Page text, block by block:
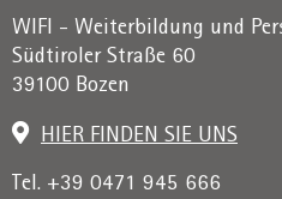
WIFI - Weiterbildung und
Südtiroler Straße 60
39100 Bozen
HIER FINDEN SIE UNS
Tel. +39 0471 945 666